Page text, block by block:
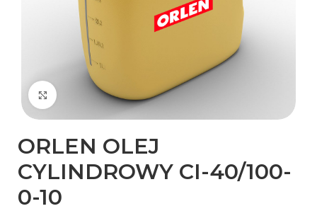
Kliknij, aby powiększyć
ORLEN OLEJ
CYLINDROWY CI-40/100-
0-10